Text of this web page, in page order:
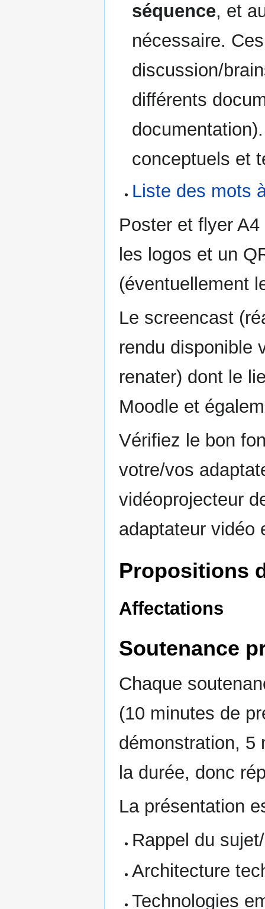
séquence, et
nécessaire.
discussion/
différents
conceptuels et
Liste des mots
Poster et flyer
les logos et un
(éventuellement
Le screencast
rendu disponible
renater) dont le
Moodle et
Vérifiez le bon
votre/vos
vidéoprojecteur
adaptateur vidéo
Propositions
Affectations
Soutenance
Chaque
(10 minutes de
démonstration, 5
la durée, donc
La présentation
Rappel du
Architecture
Technologies